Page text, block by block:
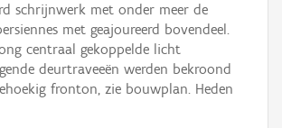
schrijnwerk met onder meer de
met geajoureerd bovendeel.
centraal gekoppelde licht
deurtraveeën werden bekroond
fronton, zie bouwplan. Heden